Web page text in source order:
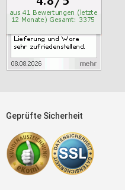
Geprüfte Sicherheit